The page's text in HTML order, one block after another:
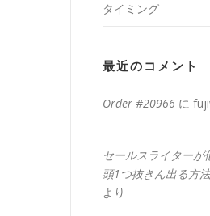
タイミング
最近のコメント
Order #20966 に
セールスライターが
頭1つ抜きん出る方法
より